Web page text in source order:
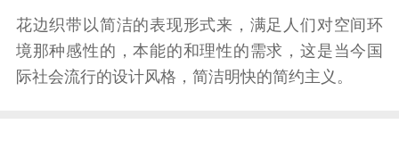
花边织带以简洁的表现形式来，满足人们对空间环
境那种感性的，本能的和理性的需求，这是当今国
际社会流行的设计风格，简洁明快的简约主义。